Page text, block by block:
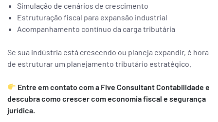
Simulação de cenários de crescimento
Estruturação fiscal para expansão industrial
Acompanhamento contínuo da carga tributária
Se sua indústria está crescendo ou planeja expandir, é hora
de estruturar um planejamento tributário estratégico.
Entre em contato com a Five Consultant Contabilidade e
descubra como crescer com economia fiscal e segurança
jurídica.